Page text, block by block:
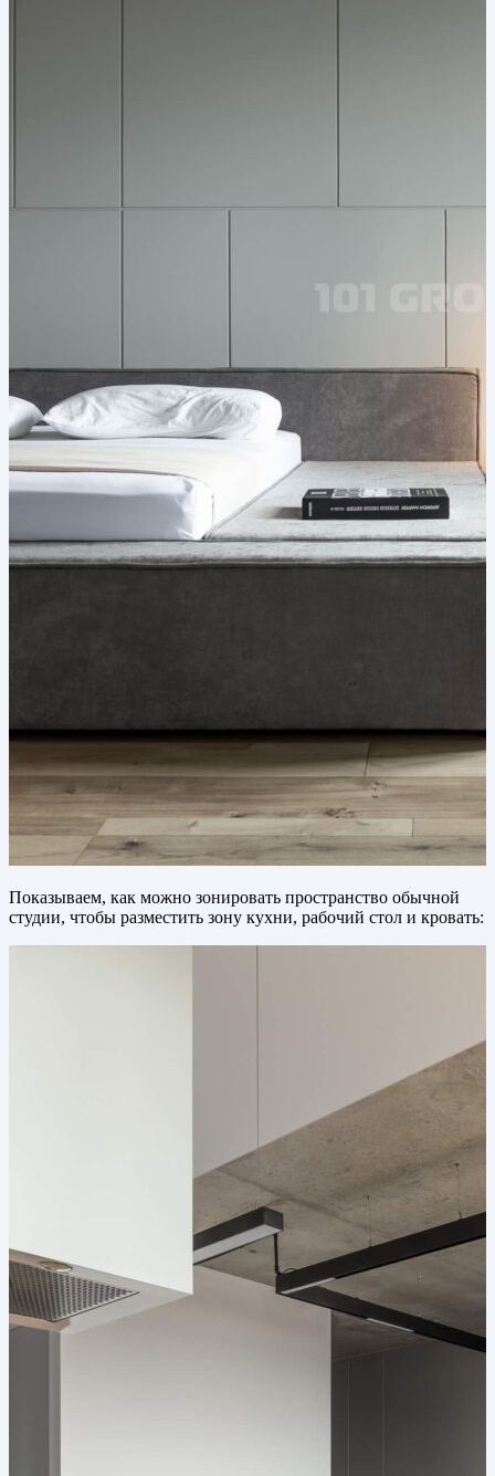
Показываем, как можно зонировать пространство обычной
студии, чтобы разместить зону кухни, рабочий стол и кровать: